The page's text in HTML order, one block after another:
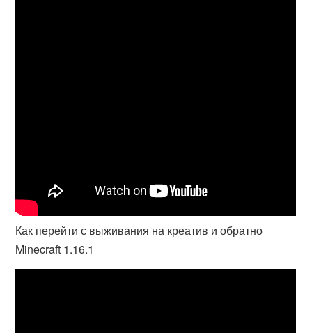
Как перейти с выживания на креатив и обратно
Minecraft 1.16.1